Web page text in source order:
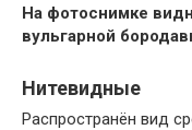
На фотоснимке
вульгарной
Нитевидные
Распространён вид